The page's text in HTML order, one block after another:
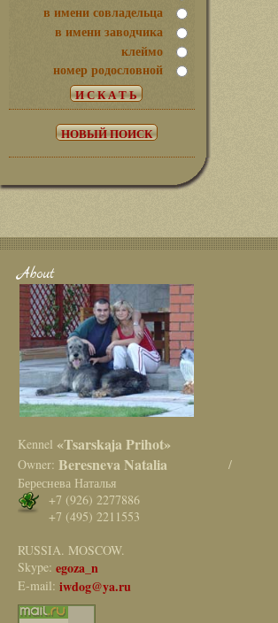
в имени совладельца
в имени заводчика
клеймо
номер родословной
About
Kennel «Tsarskaja Prihot»
Owner: Beresneva Natalia /
Береснева Наталья
+7 (926) 2277886
+7 (495) 2211553
RUSSIA. MOSCOW.
Skype: egoza_n
E-mail: iwdog@ya.ru